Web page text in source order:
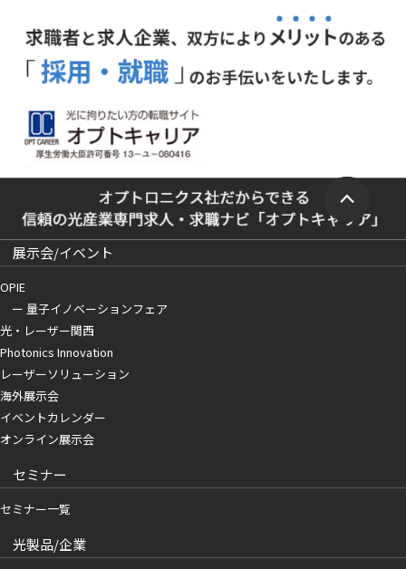
展示会/イベント
OPIE
ー 量子イノベーションフェア
光・レーザー関西
Photonics Innovation
レーザーソリューション
海外展示会
イベントカレンダー
オンライン展示会
セミナー
セミナー一覧
光製品/企業